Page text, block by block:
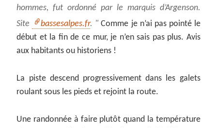
hommes, fut ordonné par le marquis d’Argenson.
Site
bassesalpes.fr.
Comme je n’ai pas pointé le
début et la fin de ce mur, je n’en sais pas plus. Avis
aux habitants ou historiens !
La piste descend progressivement dans les galets
roulant sous les pieds et rejoint la route.
Une randonnée à faire plutôt quand la température